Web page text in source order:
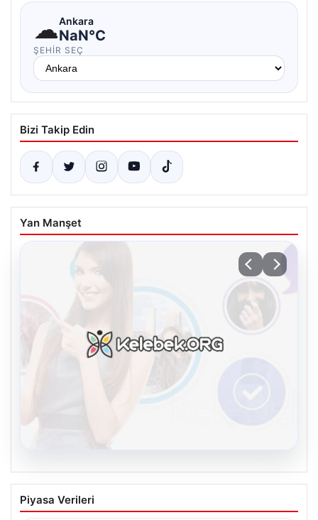
☁Ankara
NaN°C
ŞEHIR SEÇ
Bizi Takip Edin
Yan Manşet
Kelebek.Org İle Sanal İletişimin Seviyeli
Adresi Ve Muhabbet Deneyimi
Piyasa Verileri